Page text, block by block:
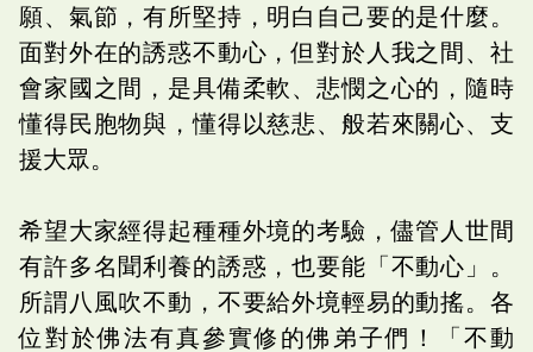
願、氣節，有所堅持，明白自己要的是什麼。
面對外在的誘惑不動心，但對於人我之間、社
會家國之間，是具備柔軟、悲憫之心的，隨時
懂得民胞物與，懂得以慈悲、般若來關心、支
援大眾。
希望大家經得起種種外境的考驗，儘管人世間
有許多名聞利養的誘惑，也要能「不動心」。
所謂八風吹不動，不要給外境輕易的動搖。各
位對於佛法有真參實修的佛弟子們！「不動